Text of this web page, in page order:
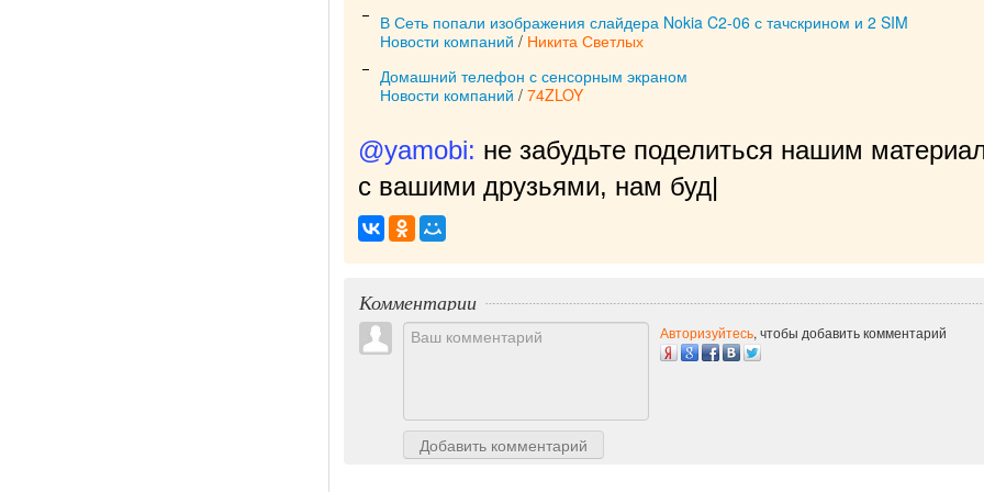
В Сеть попали изображения слайдера Nokia C2-06 с тачскрином и 2 SIM
Новости компаний / Никита Светлых
Домашний телефон с сенсорным экраном
Новости компаний / 74ZLOY
@yamobi: не забудьте поделиться нашим
с вашими друзьями, нам будет очень приятно!
Комментарии
Добавить комментарий
Авторизуйтесь, чтобы добавить комментарий